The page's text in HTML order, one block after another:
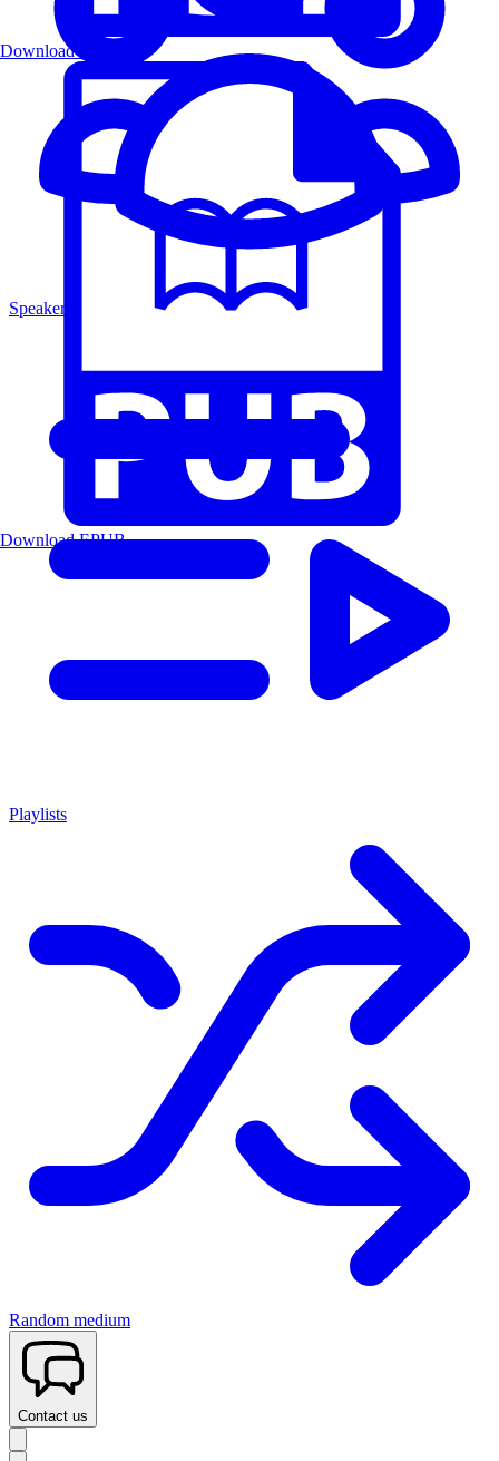
Speakers
Playlists
Random medium
Contact us
Download PDF
Download EPUB